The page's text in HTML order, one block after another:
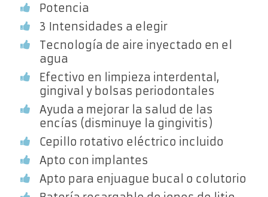
Potencia
3 Intensidades a elegir
Tecnología de aire inyectado en el
agua
Efectivo en limpieza interdental,
gingival y bolsas periodontales
Ayuda a mejorar la salud de las
encías (disminuye la gingivitis)
Cepillo rotativo eléctrico incluido
Apto con implantes
Apto para enjuague bucal o colutorio